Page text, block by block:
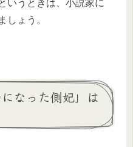
いうときは、小説家に
しょう。
なった側妃」は